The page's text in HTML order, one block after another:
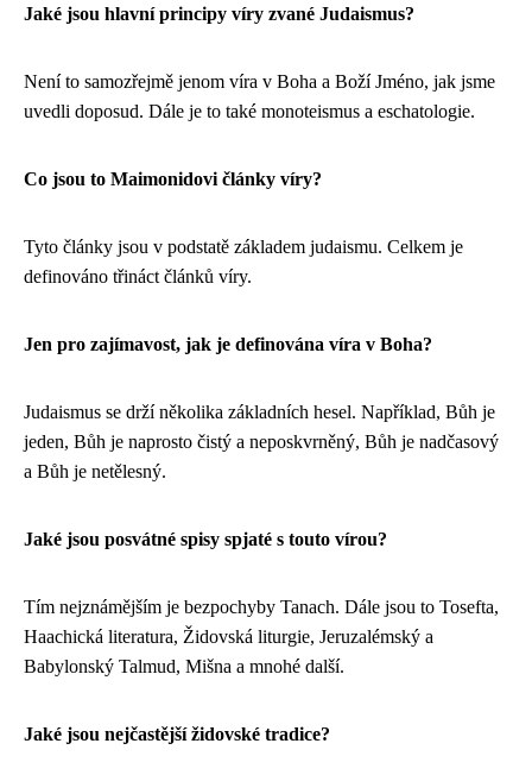
Jaké jsou hlavní principy víry zvané Judaismus?
Není to samozřejmě jenom víra v Boha a Boží Jméno, jak jsme
uvedli doposud. Dále je to také monoteismus a eschatologie.
Co jsou to Maimonidovi články víry?
Tyto články jsou v podstatě základem judaismu. Celkem je
definováno třináct článků víry.
Jen pro zajímavost, jak je definována víra v Boha?
Judaismus se drží několika základních hesel. Například, Bůh je
jeden, Bůh je naprosto čistý a neposkvrněný, Bůh je nadčasový
a Bůh je netělesný.
Jaké jsou posvátné spisy spjaté s touto vírou?
Tím nejznámějším je bezpochyby Tanach. Dále jsou to Tosefta,
Haachická literatura, Židovská liturgie, Jeruzalémský a
Babylonský Talmud, Mišna a mnohé další.
Jaké jsou nejčastější židovské tradice?